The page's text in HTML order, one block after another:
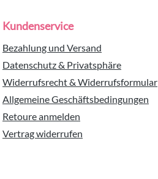
Kundenservice
Bezahlung und Versand
Datenschutz & Privatsphäre
Widerrufsrecht & Widerrufsformular
Allgemeine Geschäftsbedingungen
Retoure anmelden
Vertrag widerrufen